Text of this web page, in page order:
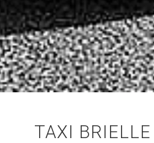
TAXI BRIELLE